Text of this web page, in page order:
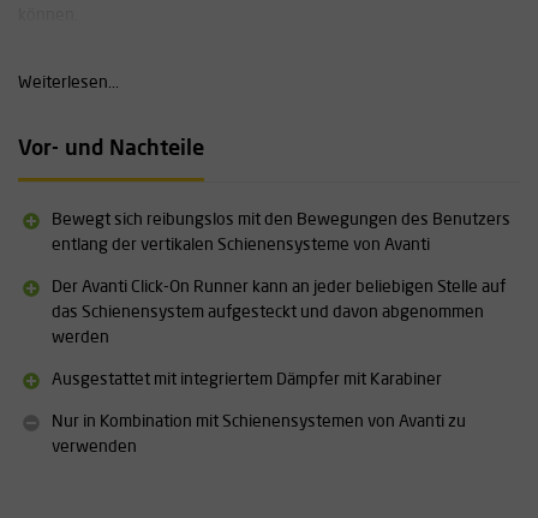
Dieser Läufer wurde speziell für die Verwendung auf einem
Schienensystemen wird weltweit in Windkraftanlagen, Masten,
Lebensdauer
Der Avanti Click-On Runner hat eine maximale Lebensdauer von 10
5 Jahren. Das bedeutet, dass der Falldämpfer mindestens einmal bei
Avanti ausgetauscht werden muss.
Spezifikationen:
Ausgestattet mit integriertem Dämpfer mit Karabiner
Ergonomisch, leicht und kompakt
Weiterlesen...
Vor- und Nachteile
Bewegt sich reibungslos mit den Bewegungen des Benutzers
entlang der vertikalen Schienensysteme von Avanti
Der Avanti Click-On Runner kann an jeder beliebigen Stelle auf
das Schienensystem aufgesteckt und davon abgenommen
werden
Ausgestattet mit integriertem Dämpfer mit Karabiner
Nur in Kombination mit Schienensystemen von Avanti zu
verwenden